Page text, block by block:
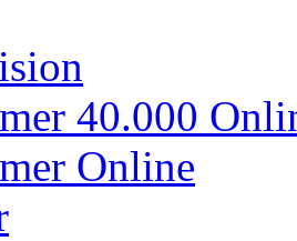
40.000
Online